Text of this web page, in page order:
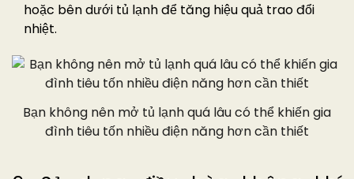
hoặc bên dưới tủ lạnh để tăng hiệu quả trao đổi
nhiệt.
Bạn không nên mở tủ lạnh quá lâu có thể khiến gia
đình tiêu tốn nhiều điện năng hơn cần thiết